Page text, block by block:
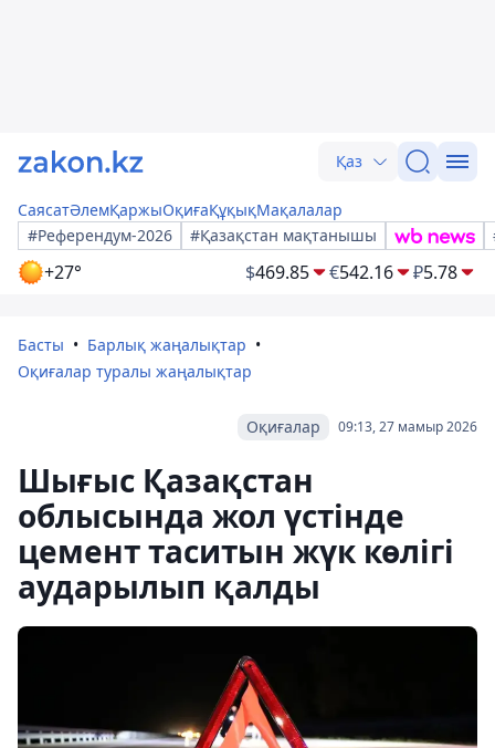
Қаз
СаясатӘлемҚаржыОқиғаҚұқықМақалалар
#Референдум-2026
#Қазақстан мақтанышы
+27° $469.85 €542.16 ₽5.78
Басты
Барлық жаңалықтар
Оқиғалар туралы жаңалықтар
09:13, 27 мамыр 2026
Оқиғалар
Шығыс Қазақстан
облысында жол үстінде
цемент таситын жүк көлігі
аударылып қалды